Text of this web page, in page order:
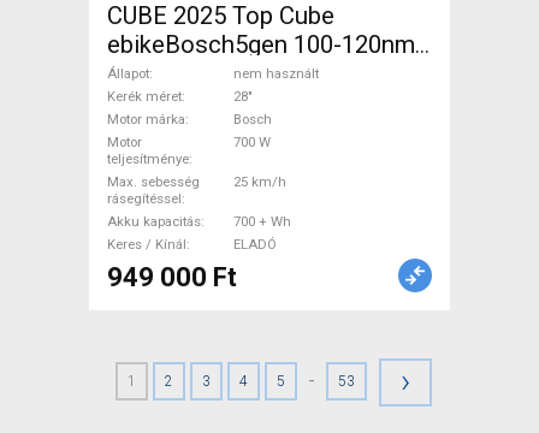
CUBE 2025 Top Cube
ebikeBosch5gen 100-120nm
800Wh akku Elektromos
Trekking/cross 25 km/h
Bosch 700 + Wh nem
használt ELADÓ
Állapot
nem használt
Kerék méret
28"
Motor márka
Bosch
Motor
teljesítménye
700 W
Max. sebesség
rásegítéssel
25 km/h
Akku kapacitás
700 + Wh
Keres / Kínál
ELADÓ
949 000 Ft
1 2 3 4 5 - 53 ›